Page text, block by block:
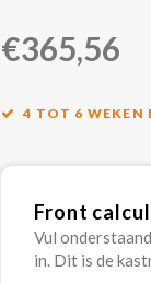
€365,56
4 TOT 6 WEKEN
Front
Vul
in. Dit is de